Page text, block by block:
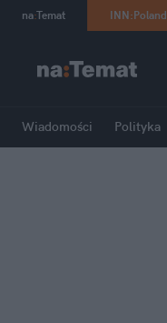
na:Temat INN:Poland
Wiadomości Polityka